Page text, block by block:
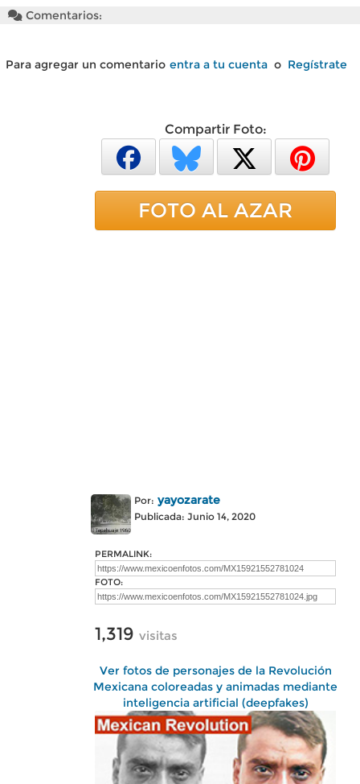
Comentarios:
Para agregar un comentario entra a tu cuenta o Regístrate
Compartir Foto:
FOTO AL AZAR
Por: yayozarate
Publicada: Junio 14, 2020
PERMALINK:
FOTO:
1,319 visitas
Ver fotos de personajes de la Revolución
Mexicana coloreadas y animadas mediante
inteligencia artificial (deepfakes)